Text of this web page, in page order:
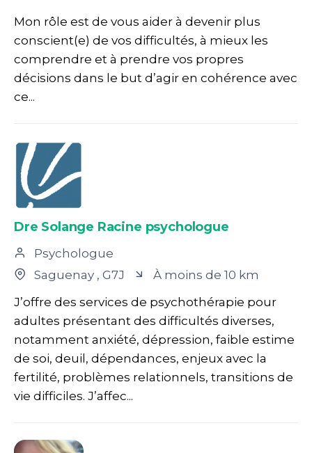
Mon rôle est de vous aider à devenir plus
conscient(e) de vos difficultés, à mieux les
comprendre et à prendre vos propres
décisions dans le but d’agir en cohérence avec
ce...
Dre Solange Racine psychologue
Psychologue
Saguenay , G7J
À moins de 10 km
J’offre des services de psychothérapie pour
adultes présentant des difficultés diverses,
notamment anxiété, dépression, faible estime
de soi, deuil, dépendances, enjeux avec la
fertilité, problèmes relationnels, transitions de
vie difficiles. J’affec...